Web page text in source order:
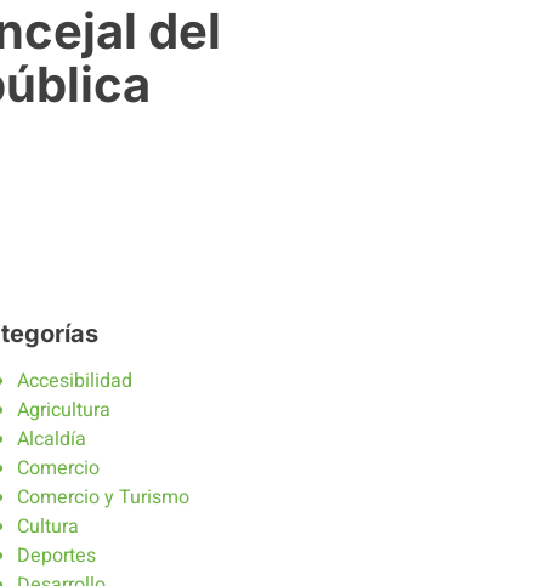
del
Accesibilidad
Agricultura
Alcaldía
Comercio
Comercio y Turismo
Cultura
Deportes